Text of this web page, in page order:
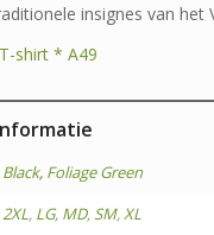
insignes van het
shirt * A49
Black, Foliage Green
2XL, LG, MD,SM,XL